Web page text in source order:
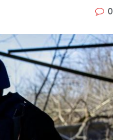
0